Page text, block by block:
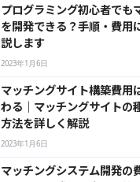
プログラミング初心者でも
を開発できる？手順・費用
説します
2023年1月6日
マッチングサイト構築費用
わる｜マッチングサイトの
方法を詳しく解説
2023年1月6日
マッチングシステム開発の